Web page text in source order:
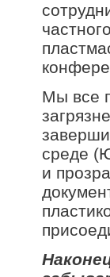
Мы все
среде
и